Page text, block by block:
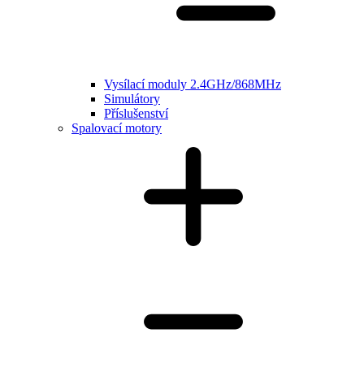
Vysílací moduly 2.4GHz/868MHz
Simulátory
Příslušenství
Spalovací motory